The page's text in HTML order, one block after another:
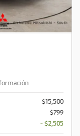
$15,500
$799
- $2,505